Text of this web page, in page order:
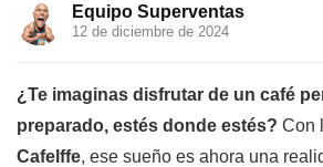
Equipo Superventas
12 de diciembre de 2024
¿Te imaginas disfrutar de un café
preparado, estés donde estés? Con
Cafelffe, ese sueño es ahora una